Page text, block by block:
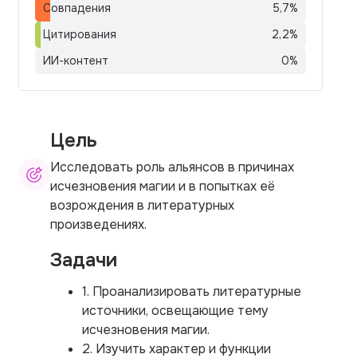
Совпадения
5,7%
Цитирования
2,2%
ИИ-контент
0%
Цель
Исследовать роль альянсов в причинах
исчезновения магии и в попытках её
возрождения в литературных
произведениях.
Задачи
1. Проанализировать литературные
источники, освещающие тему
исчезновения магии.
2. Изучить характер и функции